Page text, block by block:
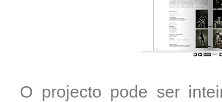
O projecto pode ser